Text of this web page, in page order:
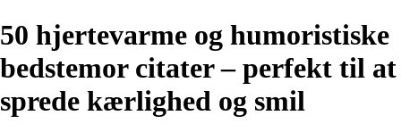
50 hjertevarme og humoristiske
bedstemor citater – perfekt til at
sprede kærlighed og smil